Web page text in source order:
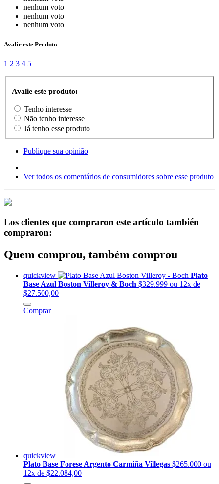
nenhum voto
nenhum voto
nenhum voto
Avalie este Produto
1 2 3 4 5
Avalie este produto:
Tenho interesse
Não tenho interesse
Já tenho esse produto
Publique sua opinião
Ver todos os comentários de consumidores sobre esse produto
Los clientes que compraron este artículo también
compraron:
Quem comprou, também comprou
quickview
Plato
Base Azul Boston Villeroy & Boch $329.999 ou 12x de
$27.500,00
Comprar
quickview
Plato Base Forese Argento Carmiña Villegas $265.000 ou
12x de $22.084,00